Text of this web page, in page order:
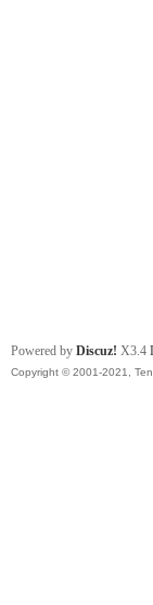
Powered by Discuz! X3.4
Copyright © 2001-2021,